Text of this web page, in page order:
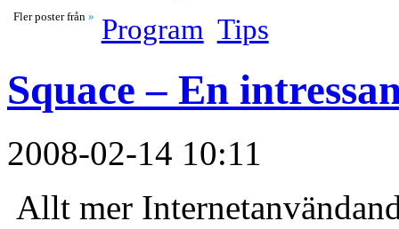
Fler poster från» Program Tips
Squace – En
2008-02-14 10:11
Allt mer